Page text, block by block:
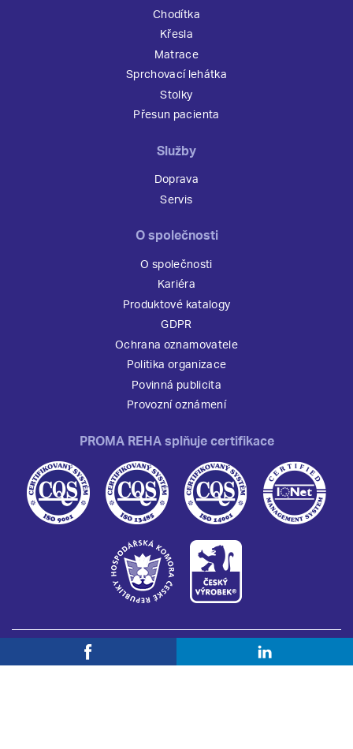
Chodítka
Křesla
Matrace
Sprchovací lehátka
Stolky
Přesun pacienta
Služby
Doprava
Servis
O společnosti
O společnosti
Kariéra
Produktové katalogy
GDPR
Ochrana oznamovatele
Politika organizace
Povinná publicita
Provozní oznámení
PROMA REHA splňuje certifikace
© 1990 - 2025 PROMA REHA, s. r. o. Všechna práva vyhrazena